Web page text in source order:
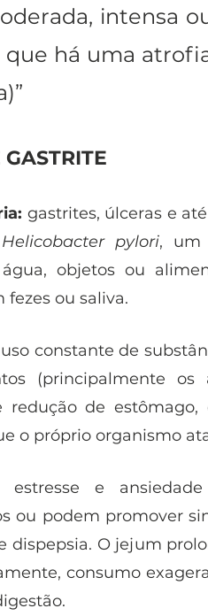
intensa
há uma
gastrites, úlceras e
Helicobacter pylori, um
objetos ou
fezes ou saliva.
constante de
(principalmente os
redução de estômago,
o próprio organismo
estresse e
ou podem promover
dispepsia. O jejum
consumo